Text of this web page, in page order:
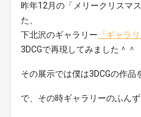
昨年12月の「メリークリスマ
た、
下北沢のギャラリー 『ギャラ
3DCGで再現してみました＾＾
その展示では僕は3DCGの作品
で、その時ギャラリーのふん